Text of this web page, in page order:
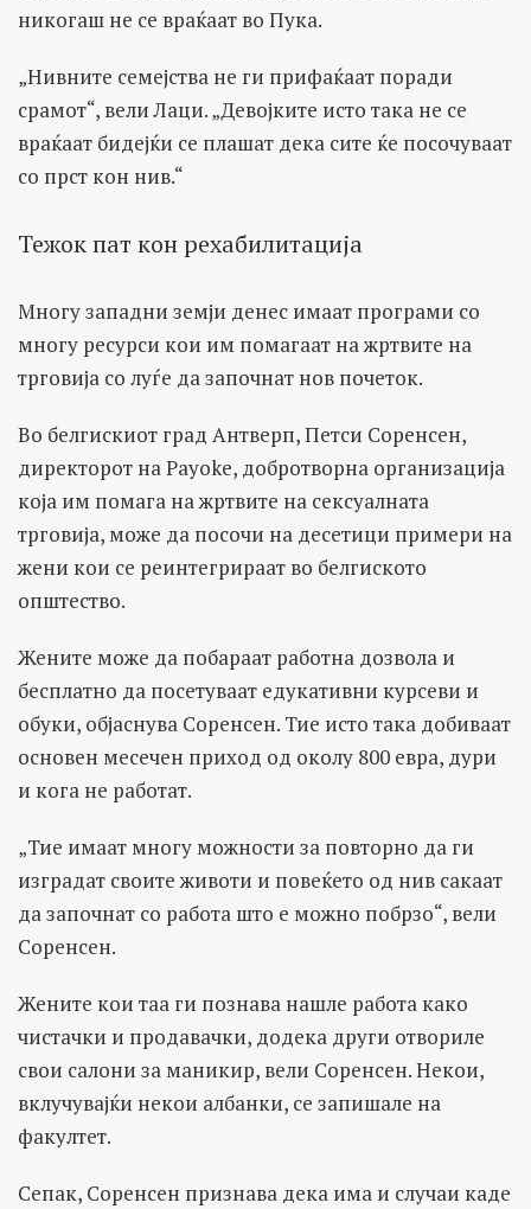
никогаш не се враќаат во Пука.
„Нивните семејства не ги прифаќаат поради
срамот“, вели Лаци. „Девојките исто така не се
враќаат бидејќи се плашат дека сите ќе посочуваат
со прст кон нив.“
Тежок пат кон рехабилитација
Многу западни земји денес имаат програми со
многу ресурси кои им помагаат на жртвите на
трговија со луѓе да започнат нов почеток.
Во белгискиот град Антверп, Петси Соренсен,
директорот на Payoke, добротворна организација
која им помага на жртвите на сексуалната
трговија, може да посочи на десетици примери на
жени кои се реинтегрираат во белгиското
општество.
Жените може да побараат работна дозвола и
бесплатно да посетуваат едукативни курсеви и
обуки, објаснува Соренсен. Тие исто така добиваат
основен месечен приход од околу 800 евра, дури
и кога не работат.
„Тие имаат многу можности за повторно да ги
изградат своите животи и повеќето од нив сакаат
да започнат со работа што е можно побрзо“, вели
Соренсен.
Жените кои таа ги познава нашле работа како
чистачки и продавачки, додека други отвориле
свои салони за маникир, вели Соренсен. Некои,
вклучувајќи некои албанки, се запишале на
факултет.
Сепак, Соренсен признава дека има и случаи каде